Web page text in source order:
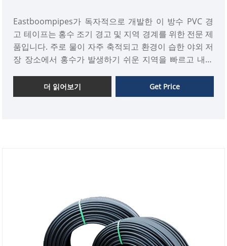
Eastboompipes가 독자적으로 개발한 이 방수 PVC 경
고 테이프는 홍수 조기 경고 및 지역 경계를 위한 전문 제
품입니다. 주로 물이 자주 축적되고 환경이 습한 야외 저
장 장소에서 홍수가 발생하기 쉬운 지역을 빠르고 내구
는 맞춤형 방수 PVC 경고 테이프를 제공합니다.
더 읽어보기 Get Price